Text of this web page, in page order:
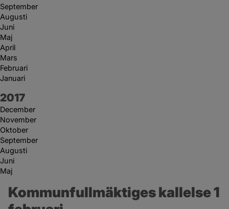
September
Augusti
Juni
Maj
April
Mars
Februari
Januari
År:
2017
December
November
Oktober
September
Augusti
Juni
Maj
Kommunfullmäktiges kallelse 1